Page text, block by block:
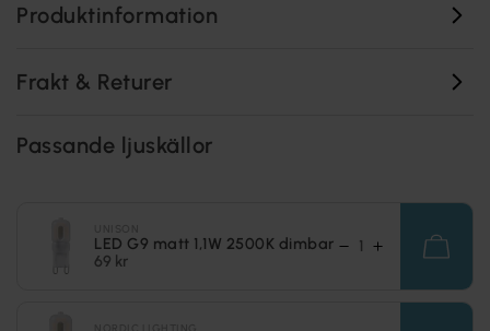
Produktinformation
Frakt & Returer
Passande ljuskällor
LED G9 matt 1,1W 2500K dimbar
69 kr